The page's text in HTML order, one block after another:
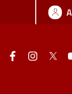
Facebook Instagram